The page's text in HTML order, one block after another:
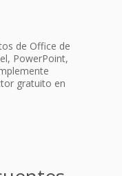
de Office de
PowerPoint,
gratuito en